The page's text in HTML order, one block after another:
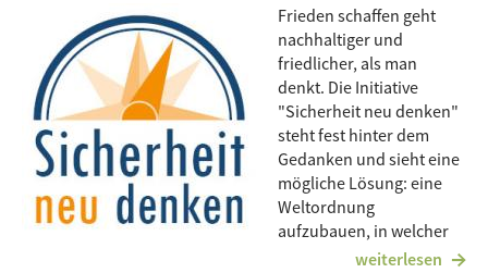
Frieden schaffen geht
nachhaltiger und
friedlicher, als man
denkt. Die Initiative
"Sicherheit neu denken"
steht fest hinter dem
Gedanken und sieht eine
mögliche Lösung: eine
Weltordnung
aufzubauen, in welcher
jeder auf Augenhöhe ist,
weiterlesen